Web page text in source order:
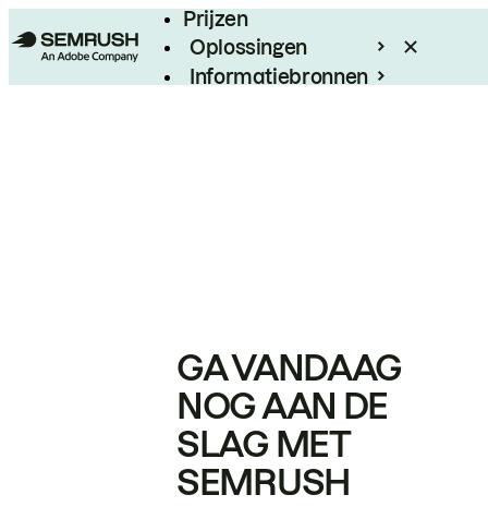
Prijzen
Oplossingen
Informatiebronnen
GA VANDAAG
NOG AAN DE
SLAG MET
SEMRUSH